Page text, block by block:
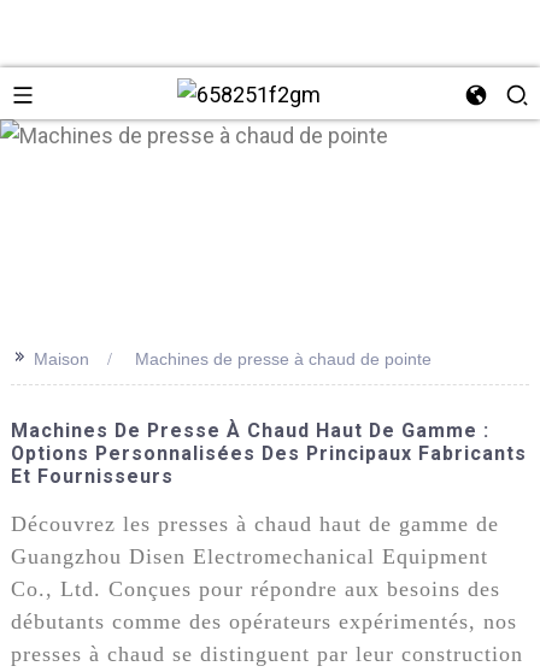
>> Maison Machines de presse à chaud de pointe
Machines De Presse À Chaud Haut De Gamme :
Options Personnalisées Des Principaux Fabricants
Et Fournisseurs
Découvrez les presses à chaud haut de gamme de
Guangzhou Disen Electromechanical Equipment
Co., Ltd. Conçues pour répondre aux besoins des
débutants comme des opérateurs expérimentés, nos
presses à chaud se distinguent par leur construction